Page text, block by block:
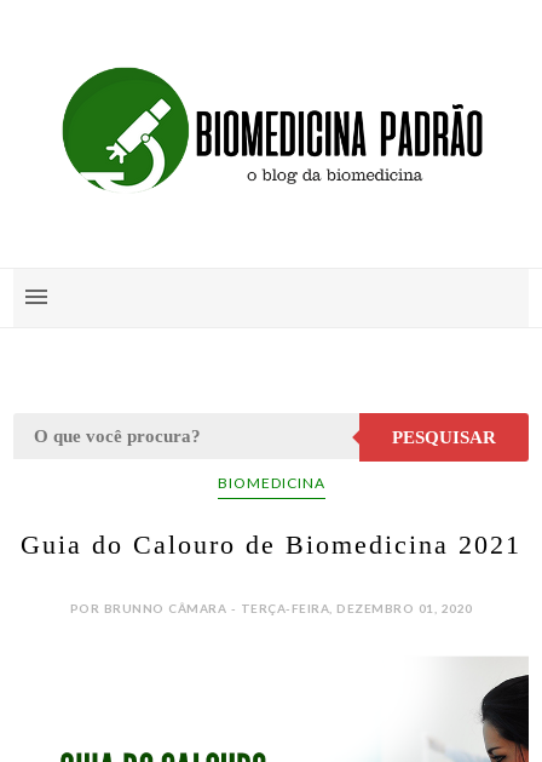
PESQUISAR
BIOMEDICINA
Guia do Calouro de Biomedicina 2021
POR BRUNNO CÂMARA - TERÇA-FEIRA, DEZEMBRO 01, 2020